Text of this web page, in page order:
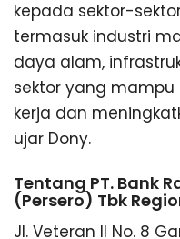
kepada sektor-
termasuk industri
daya alam,
sektor yang
kerja dan
ujar Dony.
Tentang PT. Bank
(Persero) Tbk
Jl. Veteran II No. 8